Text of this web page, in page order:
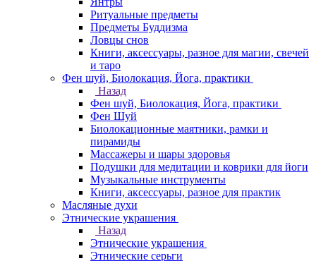
Ритуальные предметы
Предметы Буддизма
Ловцы снов
Книги, аксессуары, разное для магии, свечей
и таро
Фен шуй, Биолокация, Йога, практики
Назад
Фен шуй, Биолокация, Йога, практики
Фен Шуй
Биолокационные маятники, рамки и
пирамиды
Массажеры и шары здоровья
Подушки для медитации и коврики для йоги
Музыкальные инструменты
Книги, аксессуары, разное для практик
Масляные духи
Этнические украшения
Назад
Этнические украшения
Этнические серьги